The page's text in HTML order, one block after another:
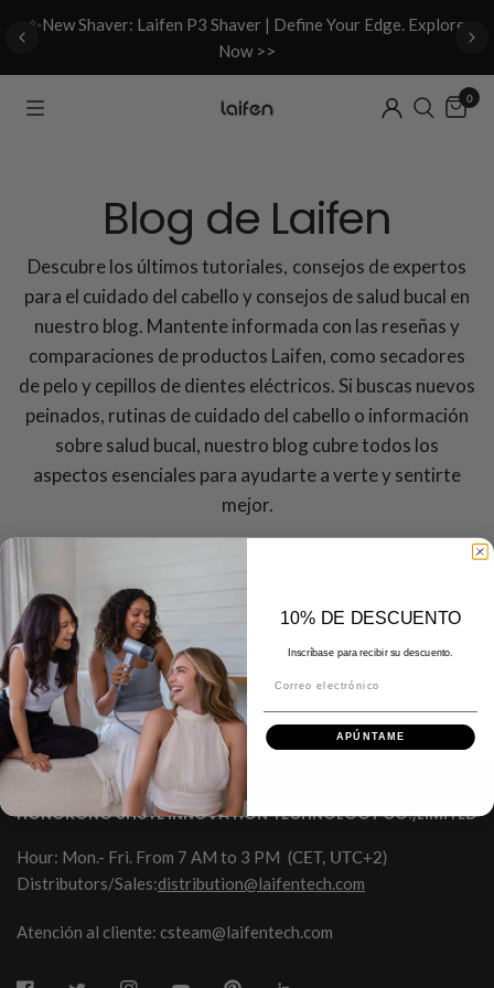
✨New Shaver: Laifen P3 Shaver | Define Your Edge. Explore
Now >>
0
Blog de Laifen
Descubre los últimos tutoriales, consejos de expertos
para el cuidado del cabello y consejos de salud bucal en
nuestro blog. Mantente informada con las reseñas y
comparaciones de productos Laifen, como secadores
de pelo y cepillos de dientes eléctricos. Si buscas nuevos
peinados, rutinas de cuidado del cabello o información
sobre salud bucal, nuestro blog cubre todos los
aspectos esenciales para ayudarte a verte y sentirte
mejor.
HONGKONG SHUYE INNOVATION TECHNOLOGY CO.,LIMITED
Hour: Mon.- Fri. From 7 AM to 3 PM (CET, UTC+2)
Distributors/Sales:distribution@laifentech.com
Atención al cliente: csteam@laifentech.com
10% DE DESCUENTO
Inscríbase para recibir su descuento.
APÚNTAME